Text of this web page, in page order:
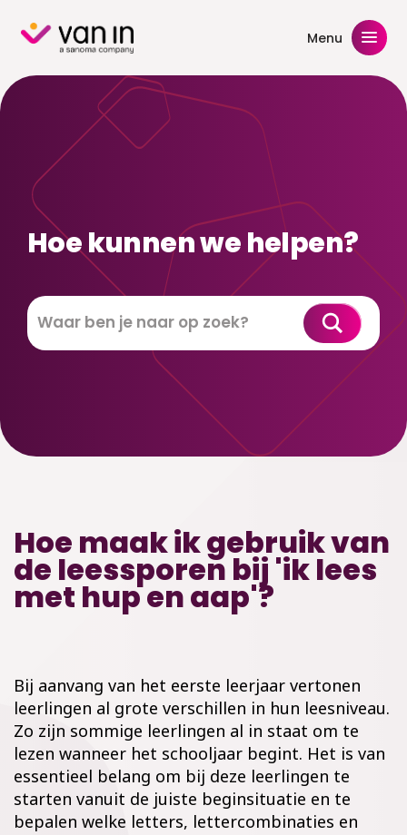
content Menu
Hoe kunnen we helpen?
Zoeken
Hoe maak ik gebruik van
de leessporen bij 'ik lees
met hup en aap'?
Bij aanvang van het eerste leerjaar vertonen
leerlingen al grote verschillen in hun leesniveau.
Zo zijn sommige leerlingen al in staat om te
lezen wanneer het schooljaar begint. Het is van
essentieel belang om bij deze leerlingen te
starten vanuit de juiste beginsituatie en te
bepalen welke letters, lettercombinaties en